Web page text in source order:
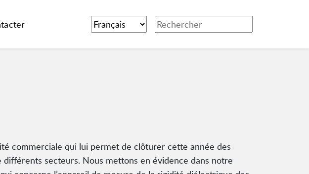
commerciale qui lui permet de clôturer cette année des
secteurs. Nous mettons en évidence dans notre